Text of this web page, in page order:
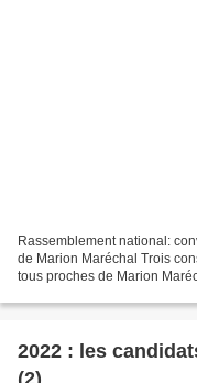
Rassemblement national:
de Marion Maréchal Trois
tous proches de Marion
2022 : les
(2)